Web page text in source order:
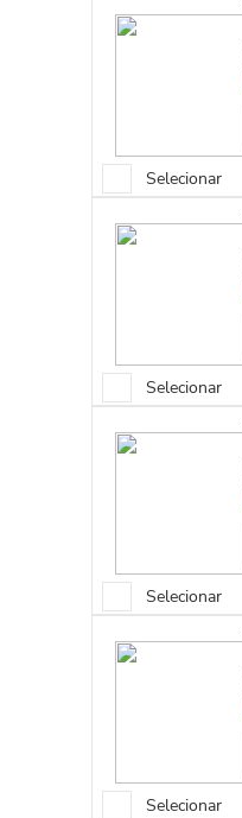
Selecionar
Selecionar
Selecionar
Selecionar